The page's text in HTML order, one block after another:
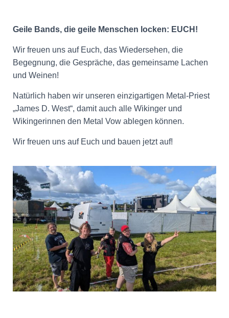
Geile Bands, die geile Menschen locken: EUCH!
Wir freuen uns auf Euch, das Wiedersehen, die
Begegnung, die Gespräche, das gemeinsame Lachen
und Weinen!
Natürlich haben wir unseren einzigartigen Metal-Priest
„James D. West“, damit auch alle Wikinger und
Wikingerinnen den Metal Vow ablegen können.
Wir freuen uns auf Euch und bauen jetzt auf!